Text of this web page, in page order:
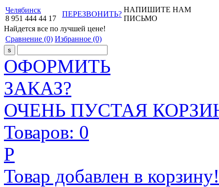
Челябинск
8 951 444 44 17
ПЕРЕЗВОНИТЬ?
НАПИШИТЕ НАМ
ПИСЬМО
Найдется все по лучшей цене!
Сравнение (0) Избранное (0)
ОФОРМИТЬ
ЗАКАЗ?
ОЧЕНЬ ПУСТАЯ
Товаров: 0
Р
Товар добавлен в корзину!